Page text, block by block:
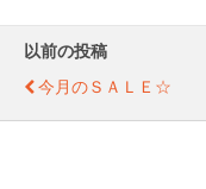
o
o
g
er
以前の投稿
今月のＳＡＬＥ☆